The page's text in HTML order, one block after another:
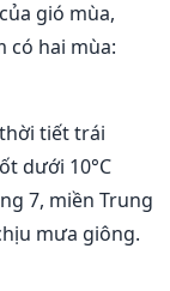
gió mùa,
có hai mùa:
tiết trái
dưới 10°C
7, miền Trung
mưa giông.